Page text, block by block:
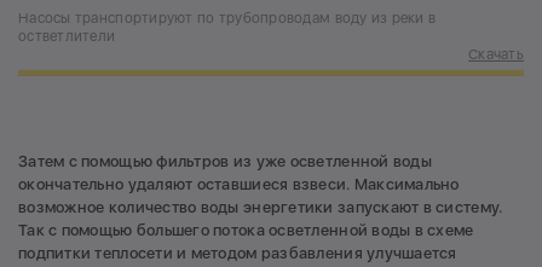
Насосы транспортируют по трубопроводам воду из реки в
остветлители
Скачать
Затем с помощью фильтров из уже осветленной воды
окончательно удаляют оставшиеся взвеси. Максимально
возможное количество воды энергетики запускают в систему.
Так с помощью большего потока осветленной воды в схеме
подпитки теплосети и методом разбавления улучшается